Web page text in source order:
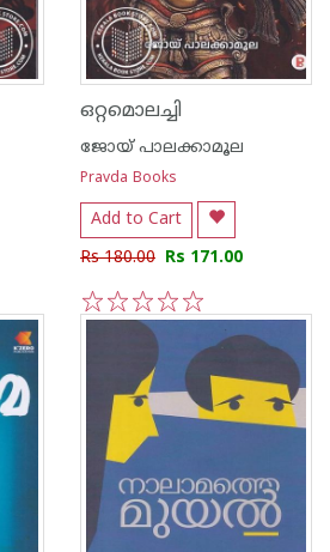
ഒറ്റമൊലച്ചി
ജോയ് പാലക്കാമൂല
Pravda Books
Add to Cart
Rs 180.00 Rs 171.00
5
4
3
2
1